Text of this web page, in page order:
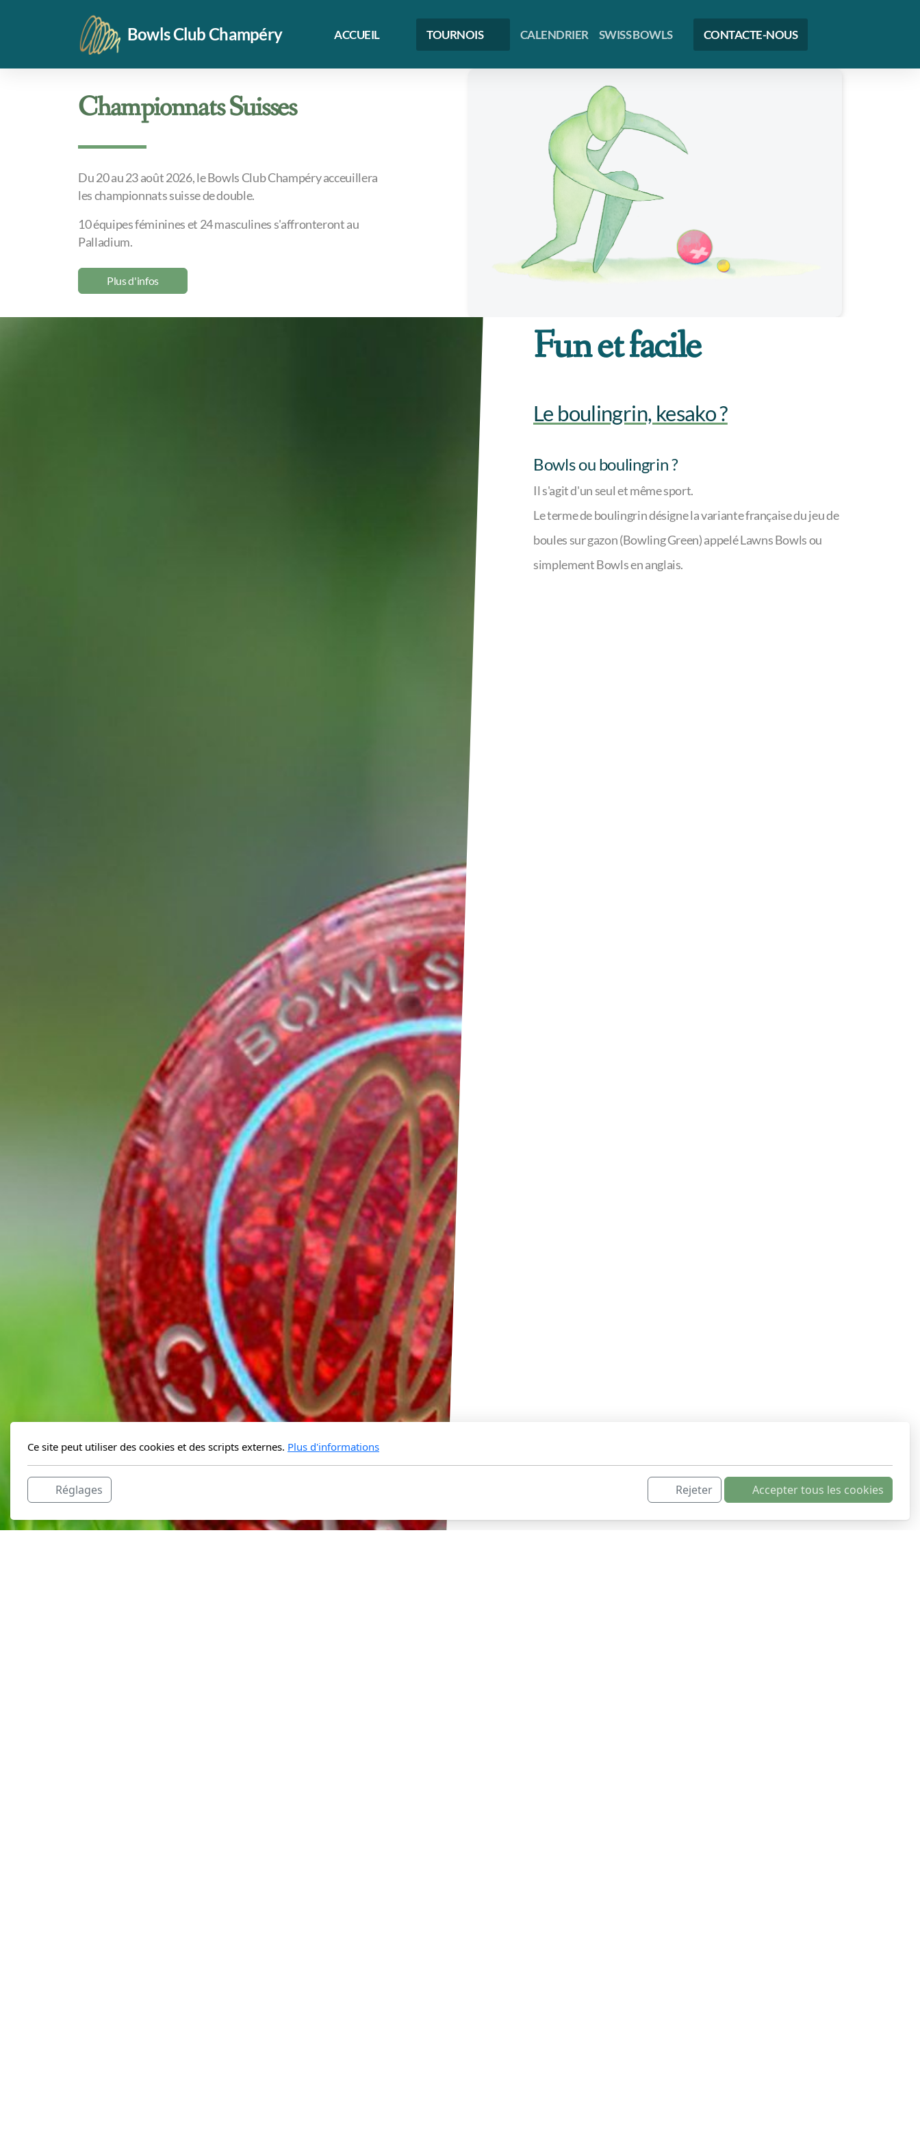
Bowls Club Champéry ACCUEIL TOURNOIS CALENDRIER SWISS BOWLS CONTACTE-NOUS
Championnats Suisses
Du 20 au 23 août 2026, le Bowls Club Champéry acceuillera
les championnats suisse de double.
10 équipes féminines et 24 masculines s'affronteront au
Palladium.
Plus d'infos
Fun et facile
Le boulingrin, kesako ?
Bowls ou boulingrin ?
Il s'agit d'un seul et même sport.
Le terme de boulingrin désigne la variante française du jeu de
boules sur gazon (Bowling Green) appelé Lawns Bowls ou
simplement Bowls en anglais.
Ce site peut utiliser des cookies et des scripts externes. Plus d'informations
Réglages Rejeter Accepter tous les cookies